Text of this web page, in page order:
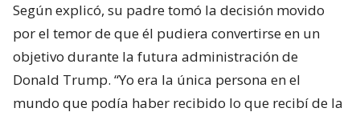
Según explicó, su padre tomó la decisión movido
por el temor de que él pudiera convertirse en un
objetivo durante la futura administración de
Donald Trump. “Yo era la única persona en el
mundo que podía haber recibido lo que recibí de la